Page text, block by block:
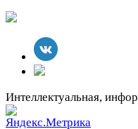
Интеллектуальная,